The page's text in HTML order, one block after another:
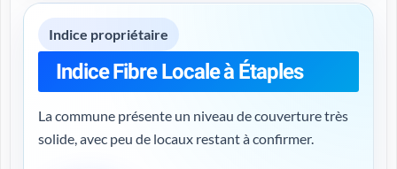
Indice propriétaire
Indice Fibre Locale à Étaples
La commune présente un niveau de couverture très
solide, avec peu de locaux restant à confirmer.